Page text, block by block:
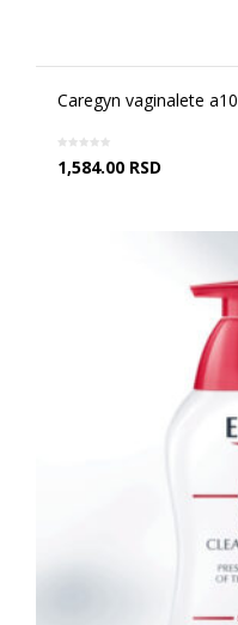
Caregyn vaginalete a10
1,584.00 RSD